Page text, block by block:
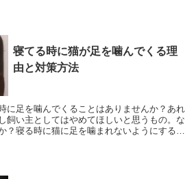
寝てる時に猫が足を噛んでくる理
由と対策方法
に足を噛んでくることはありませんか？あれ
飼い主としてはやめてほしいと思うもの。な
？寝る時に猫に足を噛まれないようにするに